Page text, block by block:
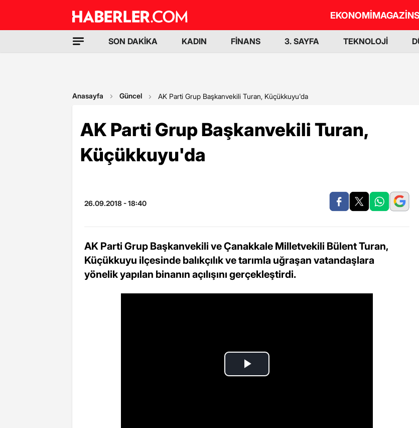
EKONOMİMAGAZİN
SON DAKİKA KADIN FİNANS 3. SAYFA TEKNOLOJİ
Anasayfa Güncel AK Parti Grup Başkanvekili Turan, Küçükkuyu'da
AK Parti Grup Başkanvekili Turan,
Küçükkuyu'da
26.09.2018 - 18:40
AK Parti Grup Başkanvekili ve Çanakkale Milletvekili Bülent Turan,
Küçükkuyu ilçesinde balıkçılık ve tarımla uğraşan vatandaşlara
yönelik yapılan binanın açılışını gerçekleştirdi.